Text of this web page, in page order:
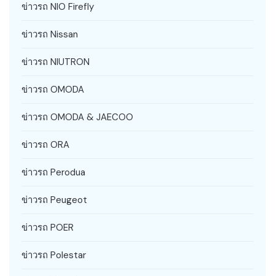
ข่าวรถ NIO Firefly
ข่าวรถ Nissan
ข่าวรถ NIUTRON
ข่าวรถ OMODA
ข่าวรถ OMODA & JAECOO
ข่าวรถ ORA
ข่าวรถ Perodua
ข่าวรถ Peugeot
ข่าวรถ POER
ข่าวรถ Polestar